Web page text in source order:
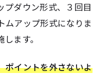
プダウン形式、３回目
ムアップ形式になりま
ます。
ポイントを外さないよ